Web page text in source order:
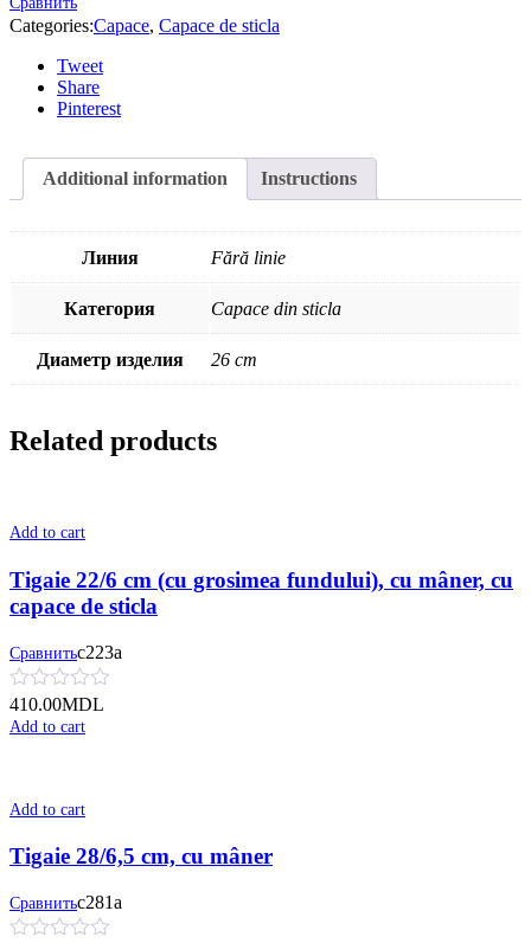
Categories:Capace, Capace de sticla
Tweet
Share
Pinterest
Additional information Instructions
Линия Fără linie
Категория Capace din sticla
Диаметр изделия 26 cm
Related products
Add to cart
Tigaie 22/6 cm (cu grosimea fundului), cu mâner, cu
сapace de sticla
Сравнитьс223а
410.00MDL
Add to cart
Add to cart
Tigaie 28/6,5 cm, cu mâner
Сравнитьс281а